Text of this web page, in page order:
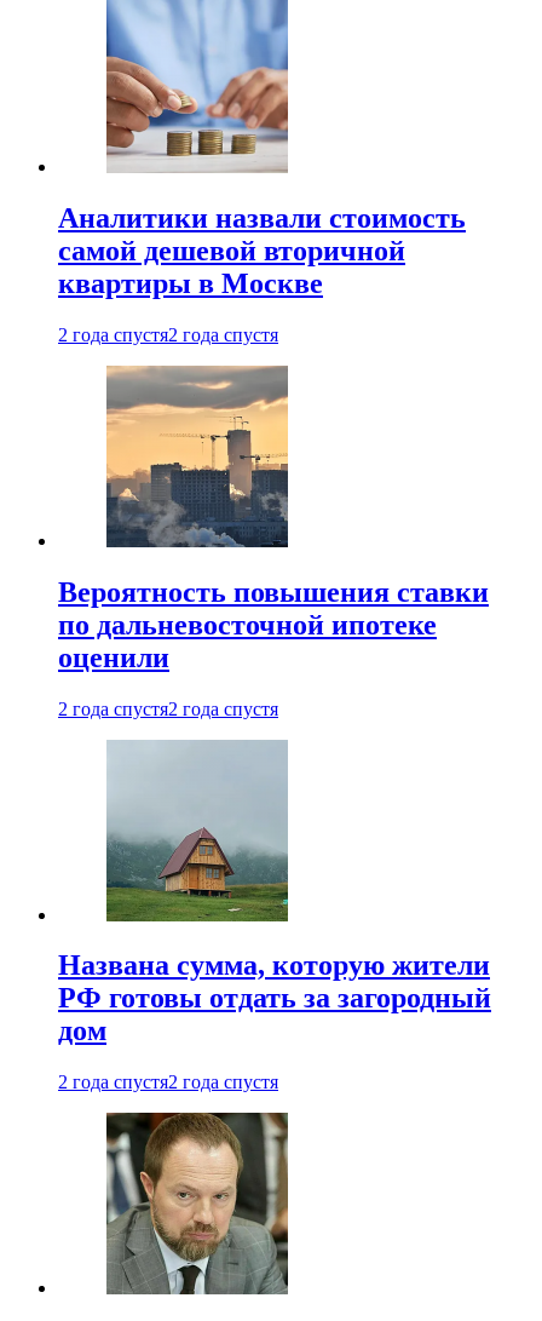
Аналитики назвали стоимость
самой дешевой вторичной
квартиры в Москве
2 года спустя2 года спустя
Вероятность повышения ставки
по дальневосточной ипотеке
оценили
2 года спустя2 года спустя
Названа сумма, которую жители
РФ готовы отдать за загородный
дом
2 года спустя2 года спустя